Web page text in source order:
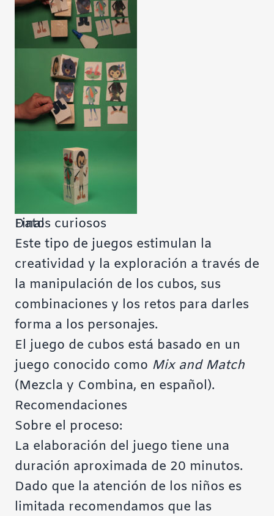
Paso 5
Final
Datos curiosos
Este tipo de juegos estimulan la
creatividad y la exploración a través de
la manipulación de los cubos, sus
combinaciones y los retos para darles
forma a los personajes.
El juego de cubos está basado en un
juego conocido como Mix and Match
(Mezcla y Combina, en español).
Recomendaciones
Sobre el proceso:
La elaboración del juego tiene una
duración aproximada de 20 minutos.
Dado que la atención de los niños es
limitada recomendamos que las